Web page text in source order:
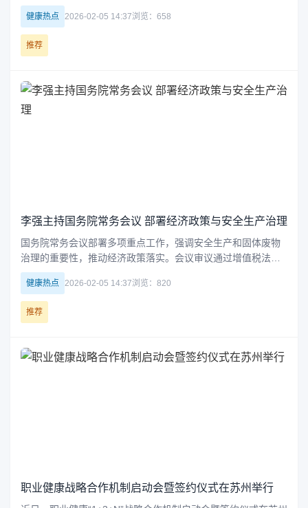
实现质的有效提升和量的合理增长，实现“十五五”良好开局。同
时，要求各民主党派、工商联和无党派人士积极建言献策，凝
心聚力促进经济稳定向...
健康热点 2026-02-05 14:37浏览：658
推荐
李强主持国务院常务会议 部署经济政策与安全生产治理
国务院常务会议部署多项重点工作，强调安全生产和固体废物
治理的重要性，推动经济政策落实。会议审议通过增值税法实
施条例和商事调解条例草案，旨在提升法治水平与市场服务能
力，确保政策落地见效。
健康热点 2026-02-05 14:37浏览：820
推荐
职业健康战略合作机制启动会暨签约仪式在苏州举行